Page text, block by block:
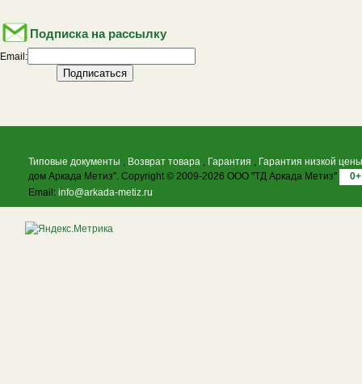
Подписка на рассылку
Email:
Типовые документы , Возврат товара , Гарантия , Гарантия низкой цены
дом Аркада Метиз". Copyright © 2009-2026 ООО "ТД Аркада Метиз"
0+
Email: info@arkada-metiz.ru